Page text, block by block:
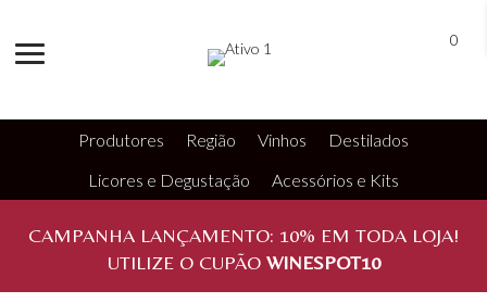
0
Produtores Região Vinhos
Destilados
Licores e Degustação
Acessórios e Kits
CAMPANHA LANÇAMENTO: 10% EM TODA LOJA!
UTILIZE O CUPÃO WINESPOT10